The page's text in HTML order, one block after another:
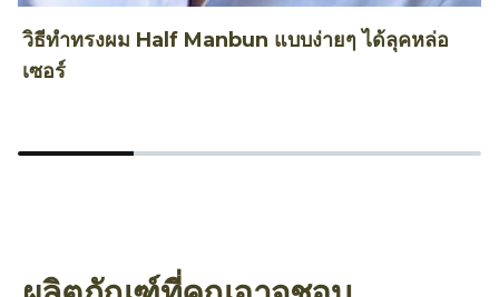
วิธีทำทรงผม Half Manbun แบบง่ายๆ ได้ลุคหล่อ
เซอร์